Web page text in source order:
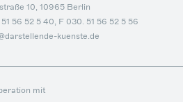
10, 10965 Berlin
56 52 5 40, F 030. 51 56 52 5 56
kuenste.de
mit